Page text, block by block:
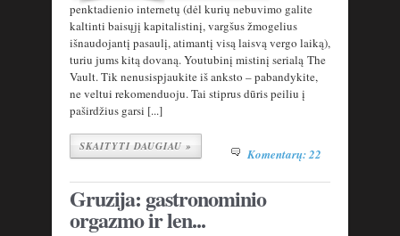
penktadienio internetų (dėl kurių nebuvimo galite
kaltinti baisųjį kapitalistinį, vargšus žmogelius
išnaudojantį pasaulį, atimantį visą laisvą vergo laiką),
turiu jums kitą dovaną. Youtubinį mistinį serialą The
Vault. Tik nenusispjaukite iš anksto – pabandykite,
ne veltui rekomenduoju. Tai stiprus dūris peiliu į
paširdžius garsi [...]
SKAITYTI DAUGIAU » Komentarų: 22
Gruzija: gastronominio
orgazmo ir len...